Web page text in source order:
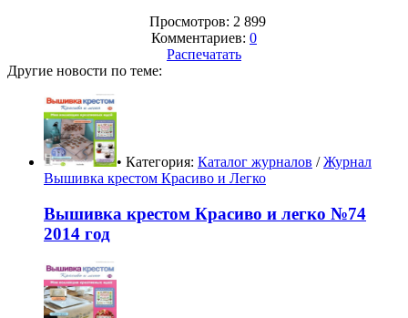
Просмотров: 2 899
Комментариев: 0
Распечатать
Другие новости по теме:
• Категория: Каталог журналов /Журнал
Вышивка крестом Красиво и Легко
Вышивка крестом Красиво и легко №74
2014 год